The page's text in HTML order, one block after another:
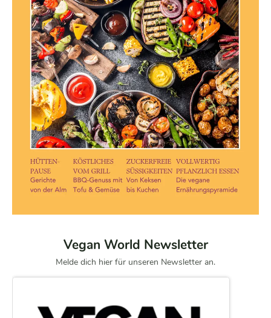
Vegan World Newsletter
Melde dich hier für unseren Newsletter an.